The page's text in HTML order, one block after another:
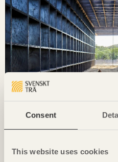
Consent
This website uses cookies
NOTERAT
Ombonade reden i väggen